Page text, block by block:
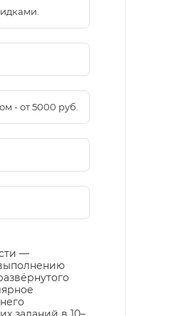
- от 5000 руб.
—